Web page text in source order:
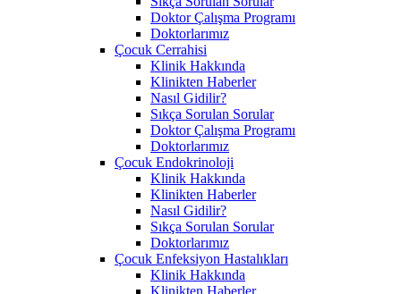
Doktor Çalışma Programı
Doktorlarımız
Çocuk Cerrahisi
Klinik Hakkında
Klinikten Haberler
Nasıl Gidilir?
Sıkça Sorulan Sorular
Doktor Çalışma Programı
Doktorlarımız
Çocuk Endokrinoloji
Klinik Hakkında
Klinikten Haberler
Nasıl Gidilir?
Sıkça Sorulan Sorular
Doktorlarımız
Çocuk Enfeksiyon Hastalıkları
Klinik Hakkında
Klinikten Haberler